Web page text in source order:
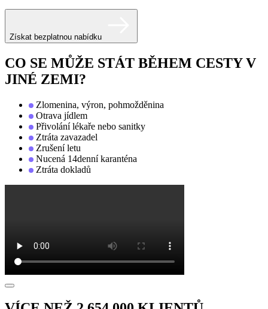
Získat bezplatnou nabídku
CO SE MŮŽE STÁT BĚHEM CESTY V
JINÉ ZEMI?
Zlomenina, výron, pohmožděnina
Otrava jídlem
Přivolání lékaře nebo sanitky
Ztráta zavazadel
Zrušení letu
Nucená 14denní karanténa
Ztráta dokladů